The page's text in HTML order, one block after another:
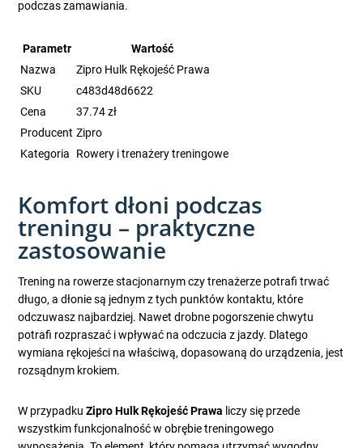
podczas zamawiania.
Parametr
Wartość
Nazwa
Zipro Hulk Rękojeść Prawa
SKU
c483d48d6622
Cena
37.74 zł
Producent Zipro
Kategoria
Rowery i trenażery treningowe
Komfort dłoni podczas
treningu – praktyczne
zastosowanie
Trening na rowerze stacjonarnym czy trenażerze potrafi trwać
długo, a dłonie są jednym z tych punktów kontaktu, które
odczuwasz najbardziej. Nawet drobne pogorszenie chwytu
potrafi rozpraszać i wpływać na odczucia z jazdy. Dlatego
wymiana rękojeści na właściwą, dopasowaną do urządzenia, jest
rozsądnym krokiem.
W przypadkuZipro Hulk Rękojeść Prawa liczy się przede
wszystkim funkcjonalność w obrębie treningowego